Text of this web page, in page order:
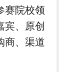
赛院校领
宾、原创
商、渠道